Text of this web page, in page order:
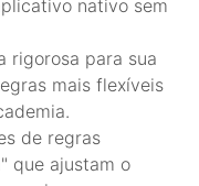
nativo sem
rigorosa para sua
mais flexíveis
de regras
que ajustam o